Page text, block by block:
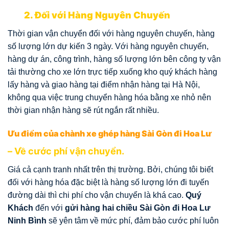
2. Đối với Hàng Nguyên Chuyến
Thời gian vận chuyển đối với hàng nguyên chuyến, hàng
số lượng lớn dự kiến 3 ngày. Với hàng nguyên chuyến,
hàng dự án, công trình, hàng số lượng lớn bên công ty vận
tải thường cho xe lớn trực tiếp xuống kho quý khách hàng
lấy hàng và giao hàng tại điểm nhận hàng tại Hà Nội,
không qua việc trung chuyển hàng hóa bằng xe nhỏ nên
thời gian nhận hàng sẽ rút ngắn rất nhiều.
Ưu điểm của chành xe ghép hàng Sài Gòn đi Hoa Lư
– Về cước phí vận chuyển.
Giá cả cạnh tranh nhất trên thị trường. Bởi, chúng tôi biết
đối với hàng hóa đặc biệt là hàng số lượng lớn đi tuyến
đường dài thì chi phí cho vận chuyển là khá cao. Quý
Khách đến với gửi hàng hai chiều Sài Gòn đi Hoa Lư
Ninh Bình sẽ yên tâm về mức phí, đảm bảo cước phí luôn